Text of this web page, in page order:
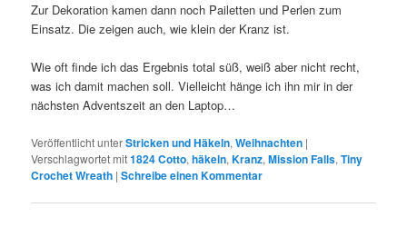
Zur Dekoration kamen dann noch Pailetten und Perlen zum
Einsatz. Die zeigen auch, wie klein der Kranz ist.
Wie oft finde ich das Ergebnis total süß, weiß aber nicht recht,
was ich damit machen soll. Vielleicht hänge ich ihn mir in der
nächsten Adventszeit an den Laptop…
Veröffentlicht unterStricken und Häkeln,Weihnachten |
Verschlagwortet mit1824 Cotto,häkeln,Kranz,Mission Falls,Tiny
Crochet Wreath |Schreibe einen Kommentar